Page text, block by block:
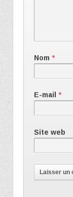
Nom *
E-mail *
Site web